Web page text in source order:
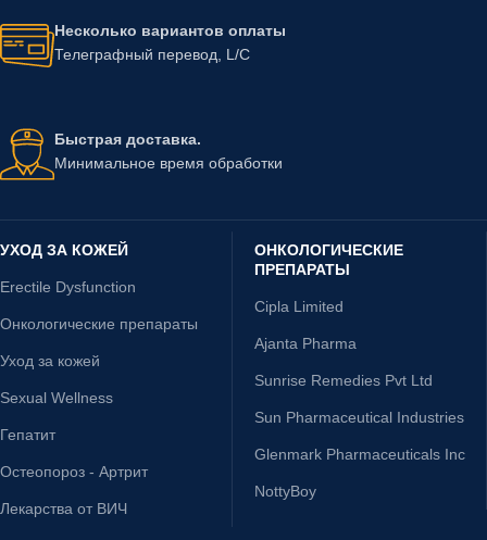
Несколько вариантов оплаты
Телеграфный перевод, L/C
Быстрая доставка.
Минимальное время обработки
УХОД ЗА КОЖЕЙ
Erectile Dysfunction
Онкологические препараты
Уход за кожей
Sexual Wellness
Гепатит
Остеопороз - Артрит
Лекарства от ВИЧ
ОНКОЛОГИЧЕСКИЕ
ПРЕПАРАТЫ
Cipla Limited
Ajanta Pharma
Sunrise Remedies Pvt Ltd
Sun Pharmaceutical Industries
Glenmark Pharmaceuticals Inc
NottyBoy